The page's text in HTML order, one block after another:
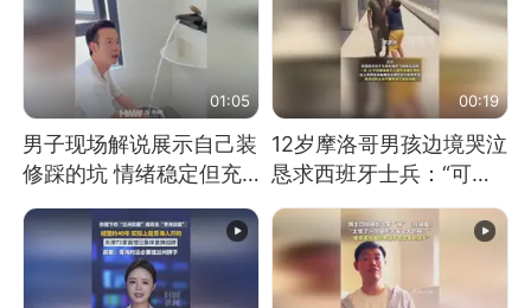
01:05
男子现场解说展示自己装
修踩的坑 情绪稳定但充
满无奈 每处都有精心设
计 但每处都有瑕疵 网
友：一开始我没笑 但看
到洗手盆我没绷住
00:19
12岁摩洛哥男孩边境哭泣
恳求西班牙士兵：“可不
可以不要把我遣返回国”